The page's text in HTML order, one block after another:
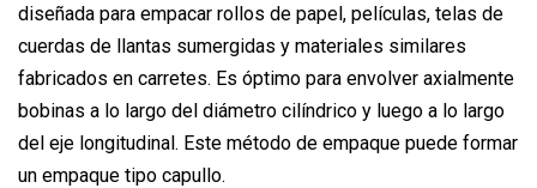
diseñada para empacar rollos de papel, películas, telas de
cuerdas de llantas sumergidas y materiales similares
fabricados en carretes. Es óptimo para envolver axialmente
bobinas a lo largo del diámetro cilíndrico y luego a lo largo
del eje longitudinal. Este método de empaque puede formar
un empaque tipo capullo.